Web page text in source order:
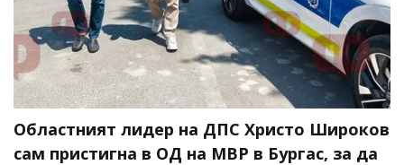
Областният лидер на ДПС Христо Широков
сам пристигна в ОД на МВР в Бургас, за да